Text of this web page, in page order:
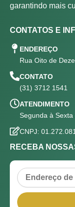
garantindo mais
CONTATOS E
ENDEREÇO
Rua Oito de
CONTATO
(31) 3712 1541
ATENDIMENTO
Segunda à
CNPJ:
RECEBA
Email